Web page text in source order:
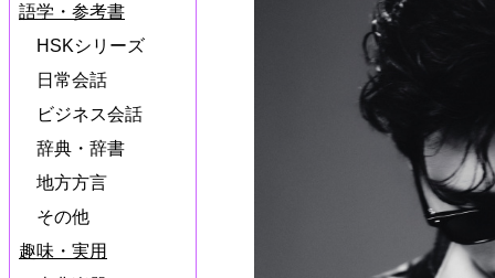
語学・参考書
HSKシリーズ
日常会話
ビジネス会話
辞典・辞書
地方方言
その他
趣味・実用